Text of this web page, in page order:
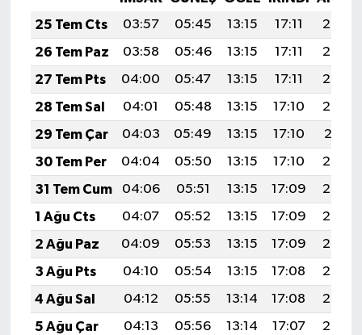
25 Tem Cts
03:57 05:45 13:15 17:11
20:34
26 Tem Paz
03:58 05:46 13:15 17:11
20:34
27 Tem Pts
04:00 05:47 13:15 17:11
20:33
28 Tem Sal
04:01 05:48 13:15 17:10
20:32
29 Tem Çar
04:03 05:49 13:15 17:10
20:31
30 Tem Per
04:04 05:50 13:15 17:10
20:30
31 Tem Cum
04:06 05:51 13:15 17:09
20:29
1 Ağu Cts
04:07 05:52 13:15 17:09
20:28
2 Ağu Paz
04:09 05:53 13:15 17:09
20:26
3 Ağu Pts
04:10 05:54 13:15 17:08
20:25
4 Ağu Sal
04:12 05:55 13:14 17:08
20:24
5 Ağu Çar
04:13 05:56 13:14 17:07
20:23